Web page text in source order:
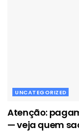
UNCATEGORIZED
Atenção:
— veja quem